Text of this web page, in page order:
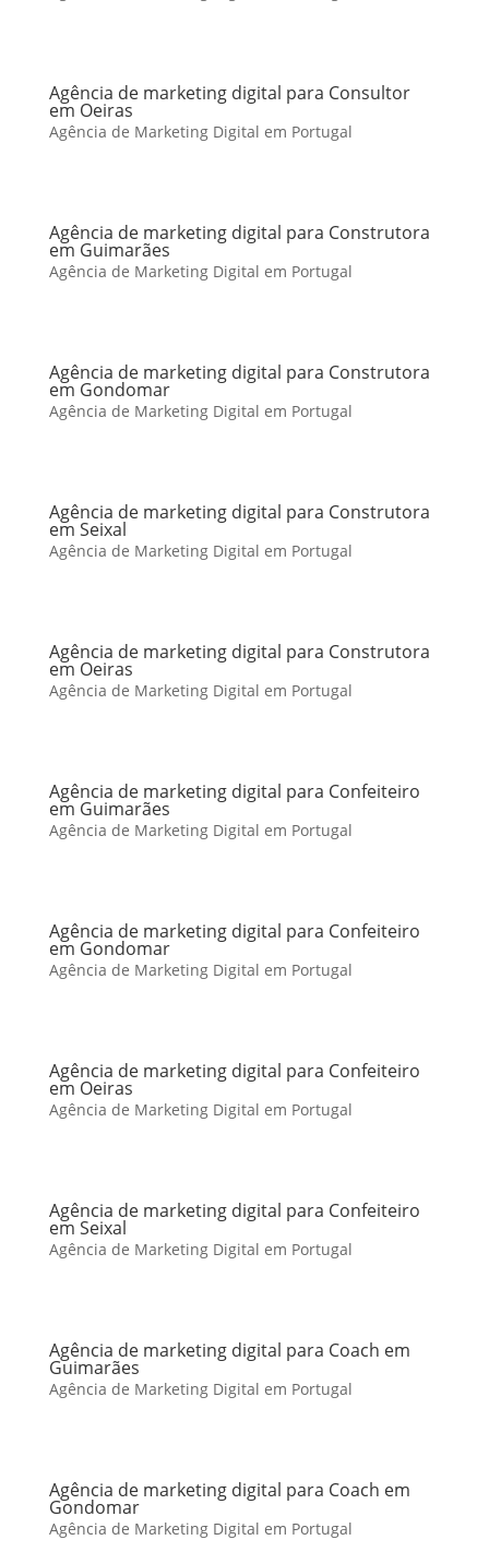
Agência de marketing digital para Consultor
em Oeiras
Agência de Marketing Digital em Portugal
Agência de marketing digital para Construtora
em Guimarães
Agência de Marketing Digital em Portugal
Agência de marketing digital para Construtora
em Gondomar
Agência de Marketing Digital em Portugal
Agência de marketing digital para Construtora
em Seixal
Agência de Marketing Digital em Portugal
Agência de marketing digital para Construtora
em Oeiras
Agência de Marketing Digital em Portugal
Agência de marketing digital para Confeiteiro
em Guimarães
Agência de Marketing Digital em Portugal
Agência de marketing digital para Confeiteiro
em Gondomar
Agência de Marketing Digital em Portugal
Agência de marketing digital para Confeiteiro
em Oeiras
Agência de Marketing Digital em Portugal
Agência de marketing digital para Confeiteiro
em Seixal
Agência de Marketing Digital em Portugal
Agência de marketing digital para Coach em
Guimarães
Agência de Marketing Digital em Portugal
Agência de marketing digital para Coach em
Gondomar
Agência de Marketing Digital em Portugal